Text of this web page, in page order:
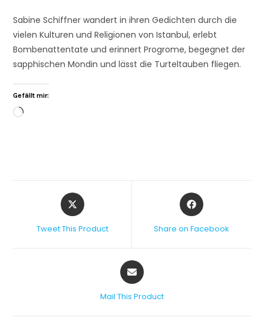
Sabine Schiffner wandert in ihren Gedichten durch die
vielen Kulturen und Religionen von Istanbul, erlebt
Bombenattentate und erinnert Progrome, begegnet der
sapphischen Mondin und lässt die Turteltauben fliegen.
Gefällt mir:
Tweet This Product Share on Facebook
Mail This Product